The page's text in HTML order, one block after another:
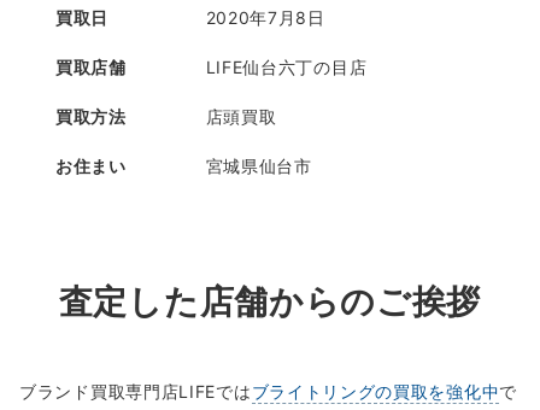
買取日 2020年7月8日
買取店舗 LIFE仙台六丁の目店
買取方法 店頭買取
お住まい 宮城県仙台市
査定した店舗からのご挨拶
ブランド買取専門店LIFEではブライトリングの買取を強化中で